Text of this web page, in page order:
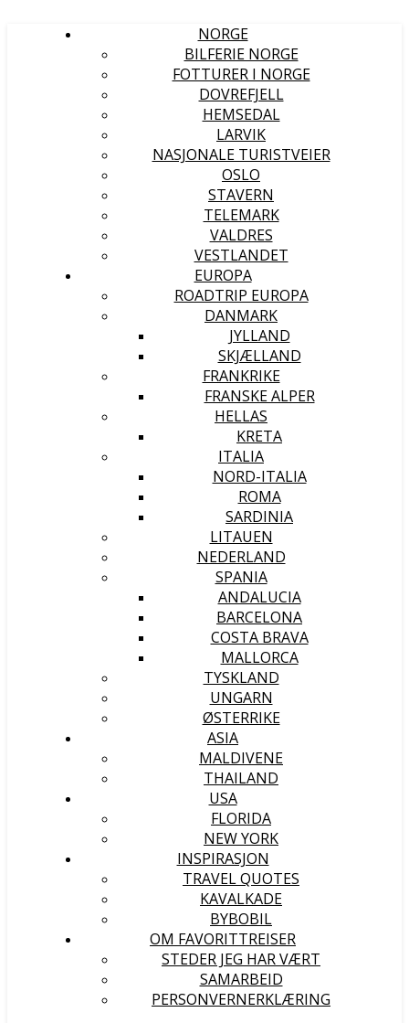
NORGE
BILFERIE NORGE
FOTTURER I NORGE
DOVREFJELL
HEMSEDAL
LARVIK
NASJONALE TURISTVEIER
OSLO
STAVERN
TELEMARK
VALDRES
VESTLANDET
EUROPA
ROADTRIP EUROPA
DANMARK
JYLLAND
SKJÆLLAND
FRANKRIKE
FRANSKE ALPER
HELLAS
KRETA
ITALIA
NORD-ITALIA
ROMA
SARDINIA
LITAUEN
NEDERLAND
SPANIA
ANDALUCIA
BARCELONA
COSTA BRAVA
MALLORCA
TYSKLAND
UNGARN
ØSTERRIKE
ASIA
MALDIVENE
THAILAND
USA
FLORIDA
NEW YORK
INSPIRASJON
TRAVEL QUOTES
KAVALKADE
BYBOBIL
OM FAVORITTREISER
STEDER JEG HAR VÆRT
SAMARBEID
PERSONVERNERKLÆRING